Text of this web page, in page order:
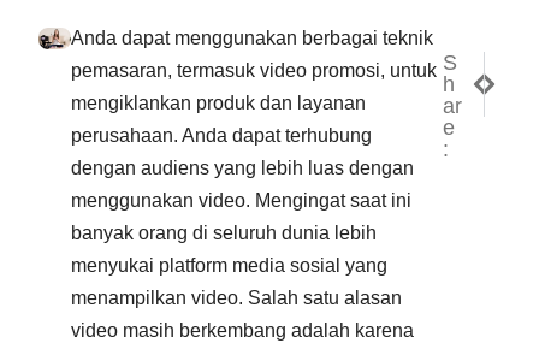
Anda dapat menggunakan berbagai teknik
pemasaran, termasuk video promosi, untuk
mengiklankan produk dan layanan
perusahaan. Anda dapat terhubung
dengan audiens yang lebih luas dengan
menggunakan video. Mengingat saat ini
banyak orang di seluruh dunia lebih
menyukai platform media sosial yang
menampilkan video. Salah satu alasan
video masih berkembang adalah karena
S
h
ar
e
: